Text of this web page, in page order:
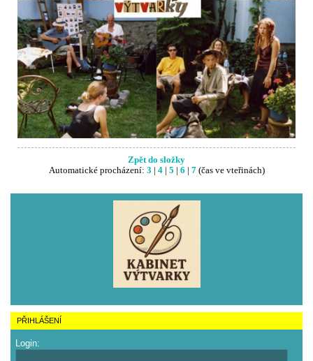
Zpět do složky
Automatické procházení: 3 4| 5 6 7(čas ve vteřinách)
PŘIHLÁŠENÍ
Login: